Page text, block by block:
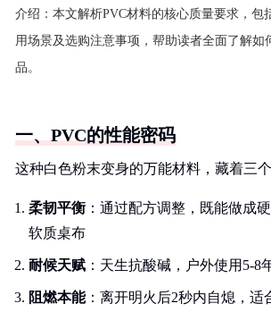
介绍： 本文解析PVC材料的核心质量要求，包
用场景及选购注意事项，帮助读者全面了解如
品。
一、PVC的性能密码
这种白色粉末变身的万能材料，藏着三个
柔韧平衡 ：通过配方调整，既能做成
软质桌布
耐候天赋 ：天生抗酸碱，户外使用5-8
阻燃本能：离开明火后2秒内自熄，适